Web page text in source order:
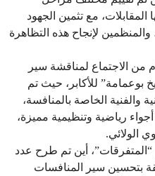
مع تثمين الجهود
لإنجاح هذه التظاهرة
الاجتماع لمناقشة سير
بوعمامة” للأكابر، حيث تم
والفنية الخاصة بالمنافسة،
رياضية وتنظيمية مميزة،
الولائي.
“المتفرقات”، أين تم طرح عدد
بتحسين سير المنافسات